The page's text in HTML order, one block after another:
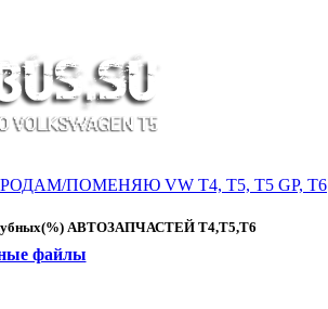
ПОМЕНЯЮ VW T4, Т5, T5 GP, T6
АВТОЗАПЧАСТЕЙ T4,T5,T6
файлы